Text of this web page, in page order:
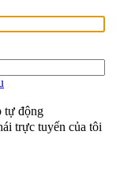
tự động
trực tuyến của tôi